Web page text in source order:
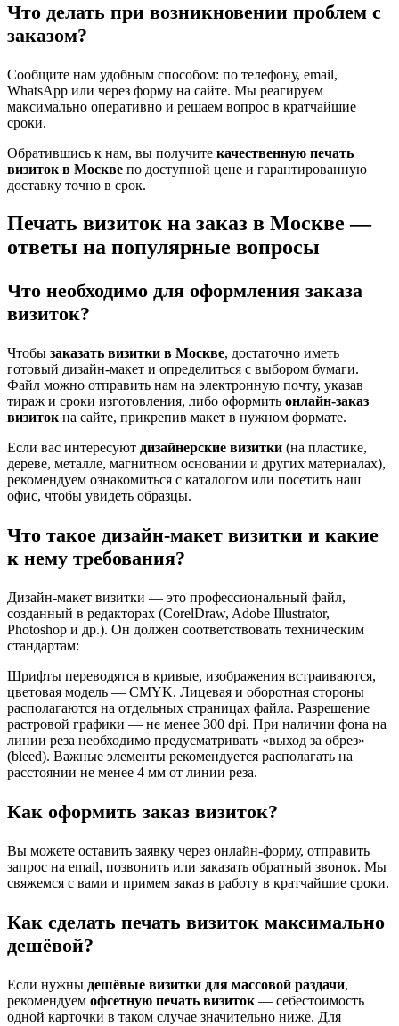
Что делать при возникновении проблем с
заказом?
Сообщите нам удобным способом: по телефону, email,
WhatsApp или через форму на сайте. Мы реагируем
максимально оперативно и решаем вопрос в кратчайшие
сроки.
Обратившись к нам, вы получите качественную печать
визиток в Москве по доступной цене и гарантированную
доставку точно в срок.
Печать визиток на заказ в Москве —
ответы на популярные вопросы
Что необходимо для оформления заказа
визиток?
Чтобы заказать визитки в Москве, достаточно иметь
готовый дизайн-макет и определиться с выбором бумаги.
Файл можно отправить нам на электронную почту, указав
тираж и сроки изготовления, либо оформить онлайн-заказ
визиток на сайте, прикрепив макет в нужном формате.
Если вас интересуют дизайнерские визитки (на пластике,
дереве, металле, магнитном основании и других материалах),
рекомендуем ознакомиться с каталогом или посетить наш
офис, чтобы увидеть образцы.
Что такое дизайн-макет визитки и какие
к нему требования?
Дизайн-макет визитки — это профессиональный файл,
созданный в редакторах (CorelDraw, Adobe Illustrator,
Photoshop и др.). Он должен соответствовать техническим
стандартам:
Шрифты переводятся в кривые, изображения встраиваются,
цветовая модель — CMYK. Лицевая и оборотная стороны
располагаются на отдельных страницах файла. Разрешение
растровой графики — не менее 300 dpi. При наличии фона на
линии реза необходимо предусматривать «выход за обрез»
(bleed). Важные элементы рекомендуется располагать на
расстоянии не менее 4 мм от линии реза.
Как оформить заказ визиток?
Вы можете оставить заявку через онлайн-форму, отправить
запрос на email, позвонить или заказать обратный звонок. Мы
свяжемся с вами и примем заказ в работу в кратчайшие сроки.
Как сделать печать визиток максимально
дешёвой?
Если нужны дешёвые визитки для массовой раздачи,
рекомендуем офсетную печать визиток — себестоимость
одной карточки в таком случае значительно ниже. Для